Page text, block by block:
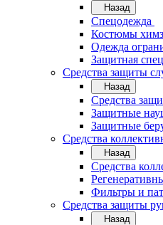
Назад
Спецодежда
Костюмы
Одежда
Защитная
Средства защиты
Назад
Средства
Защитные
Защитные
Средства
Назад
Средства
Фильтры и
Средства защиты
Назад